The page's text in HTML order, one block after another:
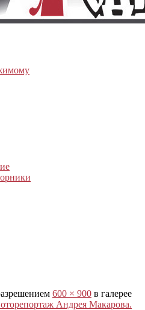
600 × 900 в галерее
Андрея Макарова.